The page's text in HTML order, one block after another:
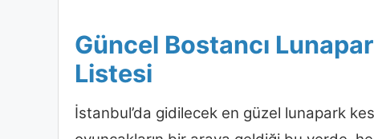
Güncel Bostancı
Listesi
İstanbul’da gidilecek en güzel lunapark